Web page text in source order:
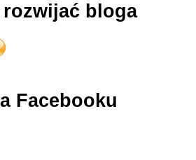
rozwijać bloga
Facebooku